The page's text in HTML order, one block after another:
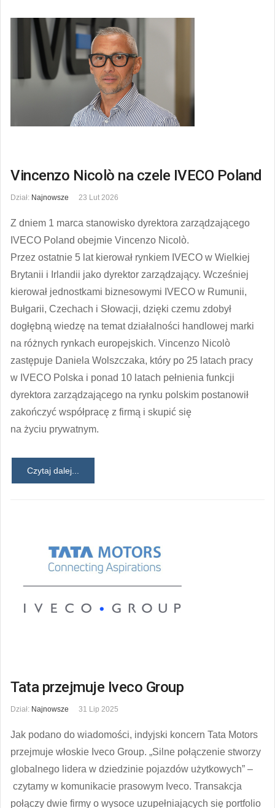
Vincenzo Nicolò na czele IVECO Poland
Dział: Najnowsze 23 Lut 2026
Z dniem 1 marca stanowisko dyrektora zarządzającego
IVECO Poland obejmie Vincenzo Nicolò.
Przez ostatnie 5 lat kierował rynkiem IVECO w Wielkiej
Brytanii i Irlandii jako dyrektor zarządzający. Wcześniej
kierował jednostkami biznesowymi IVECO w Rumunii,
Bułgarii, Czechach i Słowacji, dzięki czemu zdobył
dogłębną wiedzę na temat działalności handlowej marki
na różnych rynkach europejskich. Vincenzo Nicolò
zastępuje Daniela Wolszczaka, który po 25 latach pracy
w IVECO Polska i ponad 10 latach pełnienia funkcji
dyrektora zarządzającego na rynku polskim postanowił
zakończyć współpracę z firmą i skupić się
na życiu prywatnym.
Czytaj dalej...
Tata przejmuje Iveco Group
Dział: Najnowsze 31 Lip 2025
Jak podano do wiadomości, indyjski koncern Tata Motors
przejmuje włoskie Iveco Group. „Silne połączenie stworzy
globalnego lidera w dziedzinie pojazdów użytkowych” –
czytamy w komunikacie prasowym Iveco. Transakcja
połączy dwie firmy o wysoce uzupełniających się portfolio